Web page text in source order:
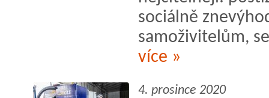
sociálně
samoživitelům,
více »
4. prosince 2020